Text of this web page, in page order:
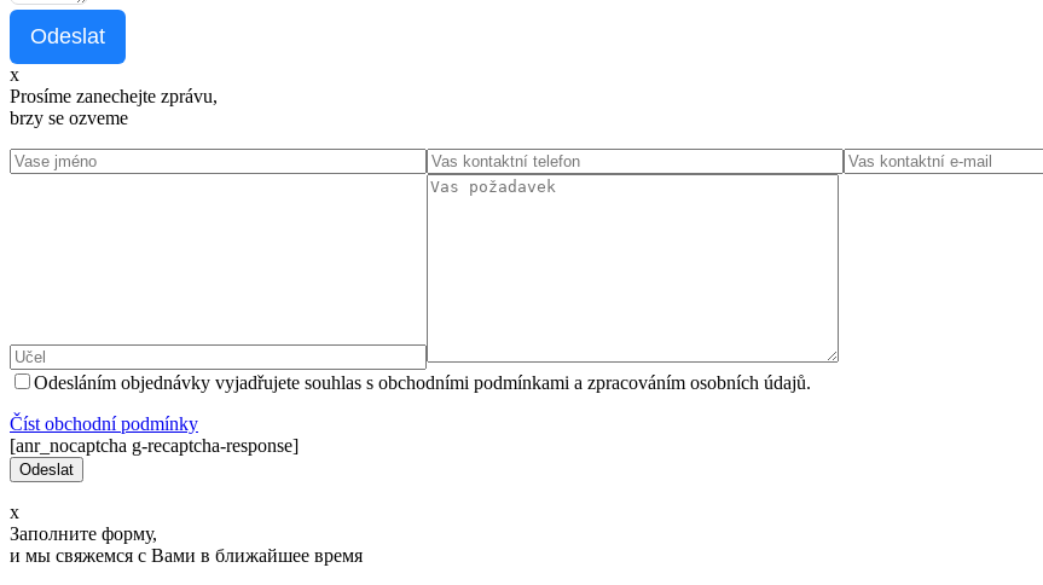
Odeslat
x
Prosíme zanechejte zprávu,
brzy se ozveme
Odesláním objednávky vyjadřujete souhlas s obchodními podmínkami a zpracováním osobních údajů.
Číst оbchodní podmínky
[anr_nocaptcha g-recaptcha-response]
x
Заполните форму,
и мы свяжемся с Вами в ближайшее время